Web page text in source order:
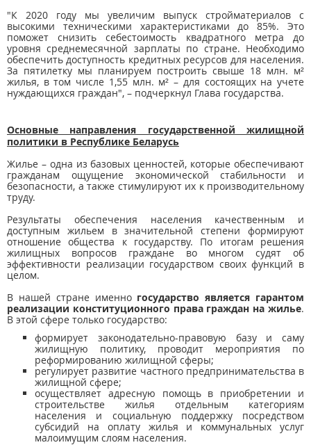
"К 2020 году мы увеличим выпуск стройматериалов с
высокими техническими характеристиками до 85%. Это
поможет снизить себестоимость квадратного метра до
уровня среднемесячной зарплаты по стране. Необходимо
обеспечить доступность кредитных ресурсов для населения.
За пятилетку мы планируем построить свыше 18 млн. м²
жилья, в том числе 1,55 млн. м² – для состоящих на учете
нуждающихся граждан", – подчеркнул Глава государства.
Основные направления государственной жилищной
политики в Республике Беларусь
Жилье – одна из базовых ценностей, которые обеспечивают
гражданам ощущение экономической стабильности и
безопасности, а также стимулируют их к производительному
труду.
Результаты обеспечения населения качественным и
доступным жильем в значительной степени формируют
отношение общества к государству. По итогам решения
жилищных вопросов граждане во многом судят об
эффективности реализации государством своих функций в
целом.
В нашей стране именно государство является гарантом
реализации конституционного права граждан на жилье.
В этой сфере только государство:
формирует законодательно-правовую базу и саму
жилищную политику, проводит мероприятия по
реформированию жилищной сферы;
регулирует развитие частного предпринимательства в
жилищной сфере;
осуществляет адресную помощь в приобретении и
строительстве жилья отдельным категориям
населения и социальную поддержку посредством
субсидий на оплату жилья и коммунальных услуг
малоимущим слоям населения.